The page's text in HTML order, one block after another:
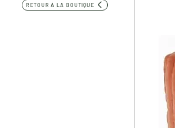
RETOUR À LA BOUTIQUE